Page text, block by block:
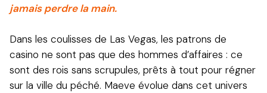
jamais perdre la main.
Dans les coulisses de Las Vegas, les patrons de
casino ne sont pas que des hommes d’affaires : ce
sont des rois sans scrupules, prêts à tout pour régner
sur la ville du péché. Maeve évolue dans cet univers